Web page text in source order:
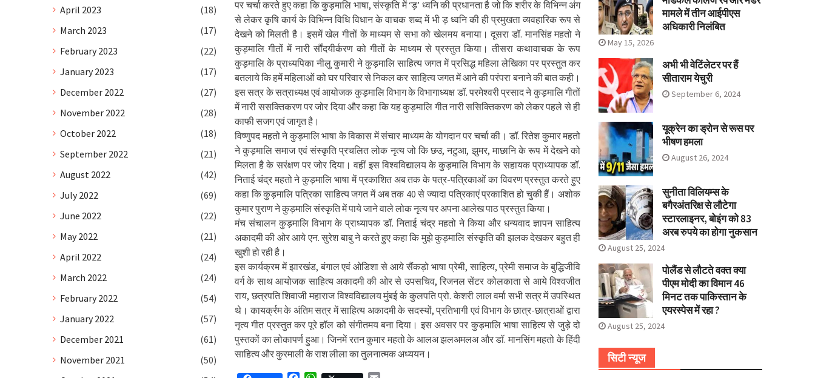
पर चर्चा करते हुए कहा कि कुड़मालि भाषा, संस्कृति में ‘ड़’ ध्वनि की प्रधानता है जो कि शरीर के विभिन्न अंग
से लेकर कृषि कार्य के विभिन्न विधि विधान के वाचक शब्द में भी ड़ ध्वनि की ही प्रमुखता व्यवहारिक रूप से
देखने को मिलती है। इसमें खेल गीतों के माध्यम से सभा को खेलमय बनाया। दूसरा डॉ. मानसिंह महतो ने
कुड़मालि गीतों में नारी र्सौंदयीर्करण को गीतों के माध्यम से प्रस्तुत किया। तीसरा कथावाचक के रूप
कुड़मालि के प्राध्यपिका नीलु कुमारी ने कुड़मालि साहित्य जगत में प्रसिद्ध महिला लेखिका पर प्रस्तुत कर
बतलाये कि हमें महिलाओं को घर परिवार से निकल कर साहित्य जगत में आने की परंपरा बनाने की बात कही।
इस सत्र के सत्राध्यक्ष एवं आयोजक कुड़मालि विभाग के विभागाध्यक्ष डॉ. परमेश्वरी प्रसाद ने कुड़मालि गीतों
में नारी ससक्तिकरण पर जोर दिया और कहा कि यह कुड़मालि गीत नारी ससिक्तिकरण को लेकर पहले से ही
काफी सजग एवं जागृत है।
विष्णुपद महतो ने कुड़मालि भाषा के विकास में संचार माध्यम के योगदान पर चर्चा की। डॉ. रितेश कुमार महतो
ने कुड़मालि समाज एवं संस्कृति प्रचलित लोक नृत्य जो कि छउ, नटुआ, झुमर, माछानि के रूप में देखने को
मिलता है के सरंक्षण पर जोर दिया। वहीं इस विश्वविद्यालय के कुड़मालि विभाग के सहायक प्राध्यापक डॉ.
निताई चंद्र महतो ने कुड़मालि भाषा में प्रकाशित अब तक के पत्र-पत्रिकाओं का विवरण प्रस्तुत करते हुए
कहा कि कुड़मालि पत्रिका साहित्य जगत में अब तक 40 से ज्यादा पत्रिकाएं प्रकाशित हो चुकी हैं। अशोक
कुमार पुराण ने कुड़मालि संस्कृति में पाये जाने वाले लोक नृत्य पर अपना आलेख पाठ प्रस्तुत किया।
मंच संचालन कुड़मालि विभाग के प्राध्यापक डॉ. निताई चंद्र महतो ने किया और धन्यवाद ज्ञापन साहित्य
अकादमी की ओर आये एन. सुरेश बाबु ने करते हुए कहा कि मुझे कुड़मालि संस्कृति की झलक देखकर बहुत ही
खुशी हो रही है।
इस कार्यक्रम में झारखंड, बंगाल एवं ओडिशा से आये सैंकड़ो भाषा प्रेमी, साहित्य, प्रेमी समाज के बुद्धिजीवि
वर्ग के साथ आयोजक साहित्य अकादमी की ओर से उपसचिव, रिजनल सेंटर कोलकाता से आये विश्वजीत
राय, छत्रपति शिवाजी महाराज विश्वविद्यालय मुंबई के कुलपति प्रो. केशरी लाल वर्मा सभी सत्र में उपस्थित
थे। कायर्क्रम के अंतिम सत्र में साहित्य अकादमी के सदस्यों, प्रतिभागी एवं विभाग के छात्र-छात्राओं द्वारा
नृत्य गीत प्रस्तुत कर पूरे हॉल को संगीतमय बना दिया। इस अवसर पर कुड़मालि भाषा साहित्य से जुड़े दो
पुस्तकों का लोकापर्ण हुआ। जिनमें रतन कुमार महतो के आलअ झलअमलअ और डॉ. मानसिंग महतो के हिंदी
साहित्य और कुरमाली के राश लीला का तुलनात्मक अध्ययन।
मामले में तीन आईपीएस
अधिकारी निलंबित
May 15, 2026
अभी भी वेटिंलेटर पर हैं
सीताराम येचुरी
September 6, 2024
यूक्रेन का ड्रोन से रूस पर
भीषण हमला
August 26, 2024
सुनीता विलियम्स के
बगैरअंतरिक्ष से लौटेगा
स्टारलाइनर, बोइंग को 83
अरब रुपये का होगा नुकसान
August 25, 2024
पोलैंड से लौटते वक्त क्या
पीएम मोदी का विमान 46
मिनट तक पाकिस्तान के
एयरस्पेस में रहा ?
August 25, 2024
सिटी न्यूज
April 2023
(18)
March 2023
(17)
February 2023
(22)
January 2023
(17)
December 2022
(27)
November 2022
(28)
October 2022
(18)
September 2022
(21)
August 2022
(42)
July 2022
(69)
June 2022
(22)
May 2022
(21)
April 2022
(24)
March 2022
(24)
February 2022
(54)
January 2022
(57)
December 2021
(61)
November 2021
(50)